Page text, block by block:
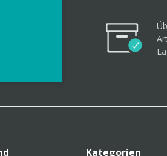
Kategorien